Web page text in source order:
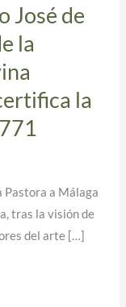
José de
la
la
Pastora a Málaga
tras la visión de
del arte […]